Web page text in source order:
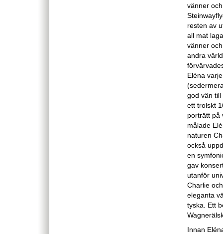
vänner
resten av
all mat
vänner
andra
Eléna
god vän
ett trolskt
porträtt på
målade
naturen
också
en
gav
utanför
Charlie
eleganta
tyska. Ett
Innan